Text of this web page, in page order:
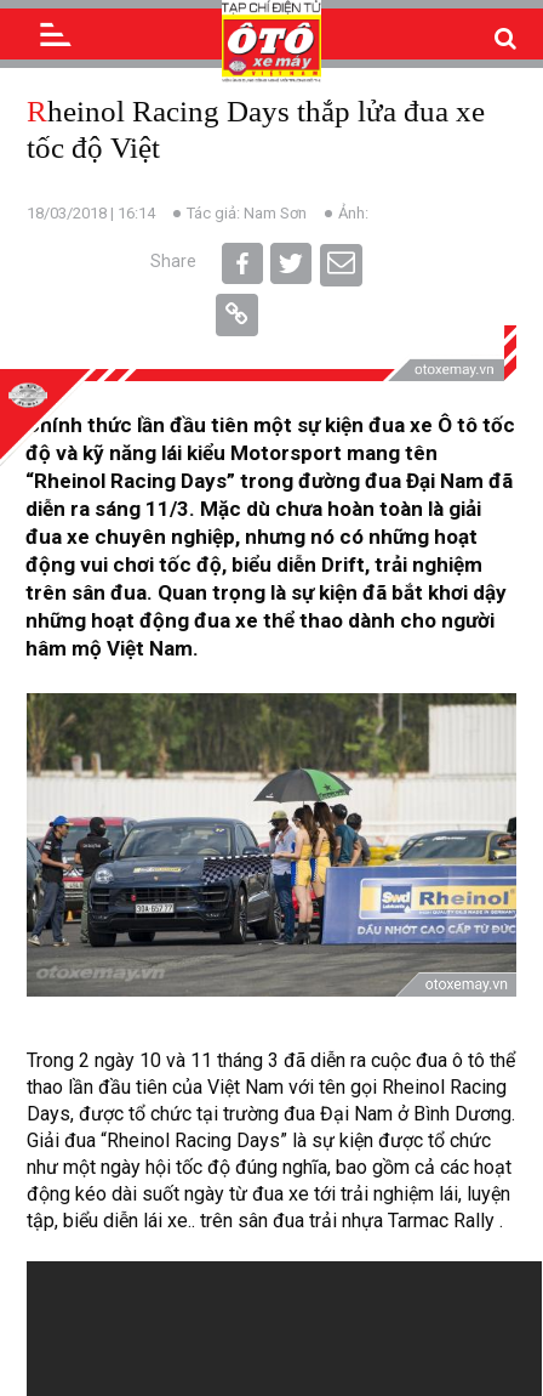
Rheinol Racing Days thắp lửa đua xe
tốc độ Việt
18/03/2018 | 16:14 Tác giả: Nam Sơn Ảnh:
Share
Chính thức lần đầu tiên một sự kiện đua xe Ô tô tốc
độ và kỹ năng lái kiểu Motorsport mang tên
“Rheinol Racing Days” trong đường đua Đại Nam đã
diễn ra sáng 11/3. Mặc dù chưa hoàn toàn là giải
đua xe chuyên nghiệp, nhưng nó có những hoạt
động vui chơi tốc độ, biểu diễn Drift, trải nghiệm
trên sân đua. Quan trọng là sự kiện đã bắt khơi dậy
những hoạt động đua xe thể thao dành cho người
hâm mộ Việt Nam.
Trong 2 ngày 10 và 11 tháng 3 đã diễn ra cuộcđua ô tô thể
thao lần đầu tiên của Việt Nam với tên gọi Rheinol Racing
Days, được tổ chức tại trường đua Đại Nam ở Bình Dương.
Giải đua “Rheinol Racing Days” là sự kiện được tổ chức
như một ngày hội tốc độ đúng nghĩa, bao gồm cả các hoạt
động kéo dài suốt ngày từ đua xe tới trải nghiệm lái, luyện
tập, biểu diễn lái xe.. trên sân đua trải nhựa Tarmac Rally .